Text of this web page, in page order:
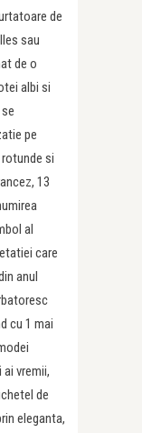
de
sau
de o
albi si
pe
si
13
al
care
anul
cu 1 mai
vremii,
de
eleganta,